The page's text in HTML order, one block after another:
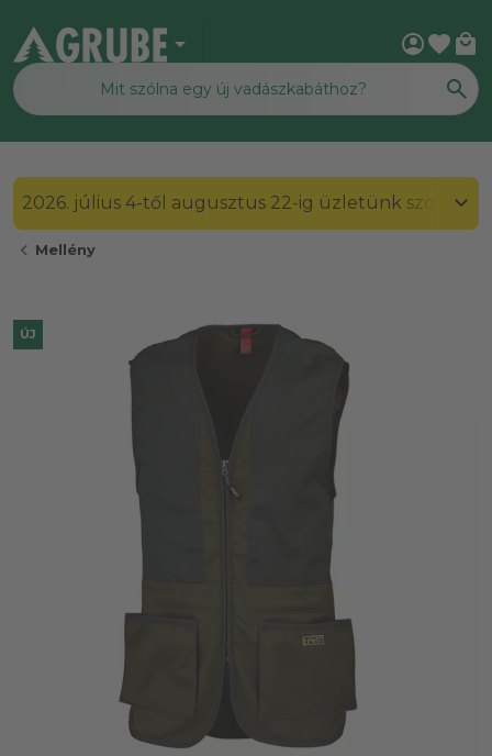
arrow_drop_down account_circlefavorite local_mall
2026. július 4-től augusztus 22-ig üzletünk
chevron_left Mellény
ÚJ